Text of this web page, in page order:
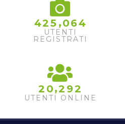
425 ,064
UTENTI
REGISTRATI
2 0,2 92
UTENTI ONLINE